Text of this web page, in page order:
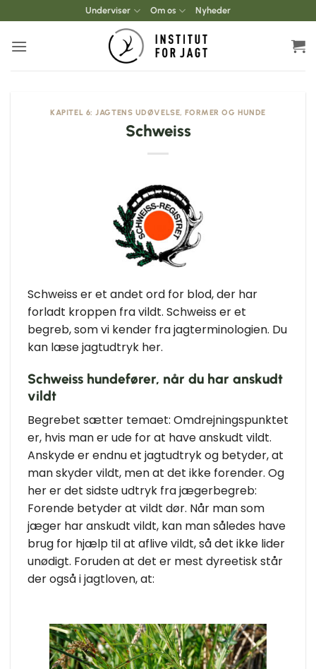
til
indhold
Underviser Om os Nyheder
KAPITEL 6: JAGTENS UDØVELSE, FORMER OG HUNDE
Schweiss
Schweiss er et andet ord for blod, der har
forladt kroppen fra vildt. Schweiss er et
begreb, som vi kender fra jagterminologien. Du
kan læse jagtudtryk her.
Schweiss hundefører, når du har anskudt
vildt
Begrebet sætter temaet: Omdrejningspunktet
er, hvis man er ude for at have anskudt vildt.
Anskyde er endnu et jagtudtryk og betyder, at
man skyder vildt, men at det ikke forender. Og
her er det sidste udtryk fra jægerbegreb:
Forende betyder at vildt dør. Når man som
jæger har anskudt vildt, kan man således have
brug for hjælp til at aflive vildt, så det ikke lider
unødigt. Foruden at det er mest dyreetisk står
der også i jagtloven, at: